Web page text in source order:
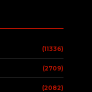
(11336)
(2709)
(2082)